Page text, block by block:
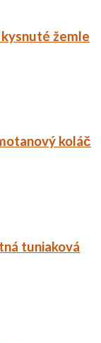
kysnuté žemle
koláč
tuniaková